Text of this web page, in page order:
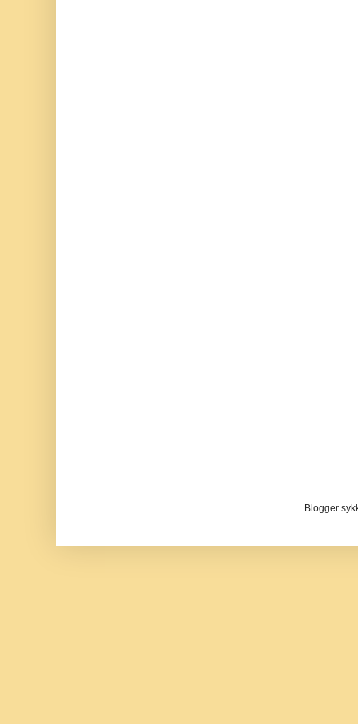
Blogger